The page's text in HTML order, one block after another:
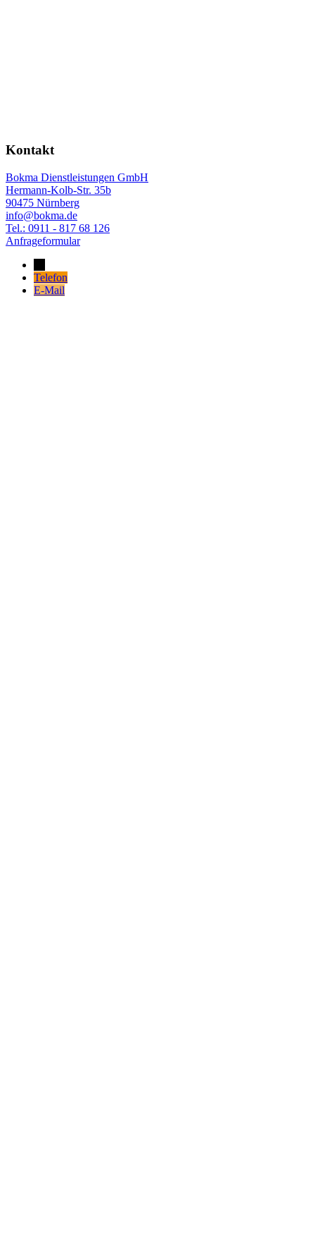
Kontakt
Bokma Dienstleistungen GmbH
Hermann-Kolb-Str. 35b
90475 Nürnberg
info@bokma.de
Tel.: 0911 - 817 68 126
Anfrageformular
Telefon
E-Mail